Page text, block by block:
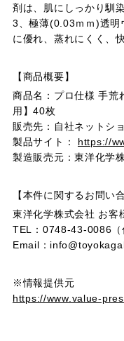
剤は、肌にしっかり馴
3、極薄(0.03ｍｍ)透明
に優れ、蒸れにくく、
【商品概要】
商品名：プロ仕様 手荒
用】40枚
販売先：自社ネットシ
製品サイト： https://
製造販売元：東洋化学
【本件に関するお問い
東洋化学株式会社 お客
TEL：0748-43-0086（
Email：
※情報提供元
https://www.value-